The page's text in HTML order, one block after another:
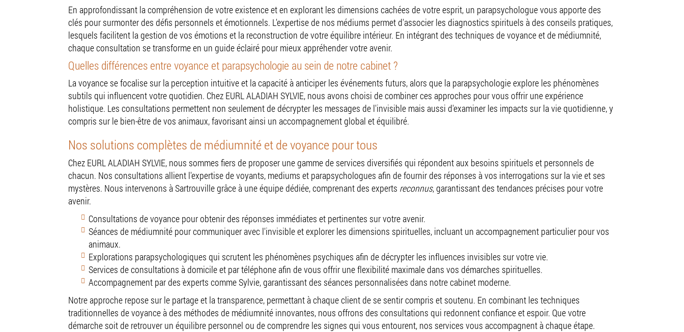
En approfondissant la compréhension de votre existence et en explorant les dimensions cachées de votre esprit, un parapsychologue vous apporte des
clés pour surmonter des défis personnels et émotionnels. L'expertise de nos médiums permet d'associer les diagnostics spirituels à des conseils pratiques,
lesquels facilitent la gestion de vos émotions et la reconstruction de votre équilibre intérieur. En intégrant des techniques de voyance et de médiumnité,
chaque consultation se transforme en un guide éclairé pour mieux appréhender votre avenir.
Quelles différences entre voyance et parapsychologie au sein de notre cabinet ?
La voyance se focalise sur la perception intuitive et la capacité à anticiper les événements futurs, alors que la parapsychologie explore les phénomènes
subtils qui influencent votre quotidien. Chez EURL ALADIAH SYLVIE, nous avons choisi de combiner ces approches pour vous offrir une expérience
holistique. Les consultations permettent non seulement de décrypter les messages de l'invisible mais aussi d'examiner les impacts sur la vie quotidienne, y
compris sur le bien-être de vos animaux, favorisant ainsi un accompagnement global et équilibré.
Nos solutions complètes de médiumnité et de voyance pour tous
Chez EURL ALADIAH SYLVIE, nous sommes fiers de proposer une gamme de services diversifiés qui répondent aux besoins spirituels et personnels de
chacun. Nos consultations allient l'expertise de voyants, mediums et parapsychologues afin de fournir des réponses à vos interrogations sur la vie et ses
mystères. Nous intervenons à Sartrouville grâce à une équipe dédiée, comprenant des experts reconnus, garantissant des tendances précises pour votre
avenir.
Consultations de voyance pour obtenir des réponses immédiates et pertinentes sur votre avenir.
Séances de médiumnité pour communiquer avec l'invisible et explorer les dimensions spirituelles, incluant un accompagnement particulier pour vos
animaux.
Explorations parapsychologiques qui scrutent les phénomènes psychiques afin de décrypter les influences invisibles sur votre vie.
Services de consultations à domicile et par téléphone afin de vous offrir une flexibilité maximale dans vos démarches spirituelles.
Accompagnement par des experts comme Sylvie, garantissant des séances personnalisées dans notre cabinet moderne.
Notre approche repose sur le partage et la transparence, permettant à chaque client de se sentir compris et soutenu. En combinant les techniques
traditionnelles de voyance à des méthodes de médiumnité innovantes, nous offrons des consultations qui redonnent confiance et espoir. Que votre
démarche soit de retrouver un équilibre personnel ou de comprendre les signes qui vous entourent, nos services vous accompagnent à chaque étape.